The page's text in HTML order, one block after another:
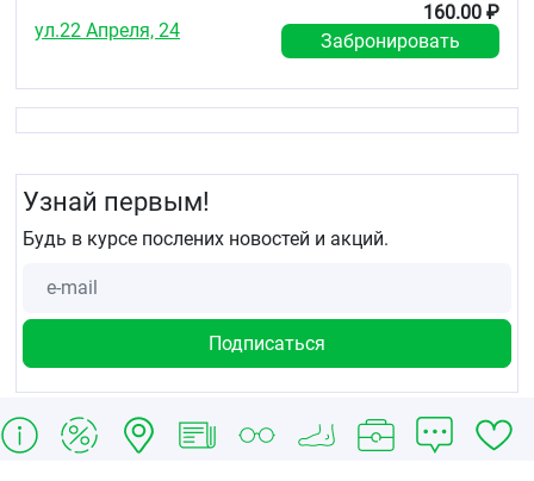
ул.22 Апреля, 24
160.00 ₽
Забронировать
Узнай первым!
Будь в курсе послених новостей и акций.